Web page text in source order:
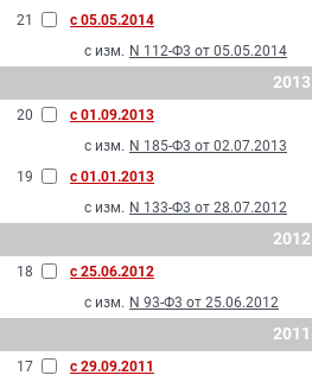
21
с 05.05.2014
с изм. N 112-Ф3 от 05.05.2014
2013
20
с 01.09.2013
с изм. N 185-Ф3 от 02.07.2013
19
с 01.01.2013
с изм. N 133-Ф3 от 28.07.2012
2012
18
с 25.06.2012
с изм. N 93-Ф3 от 25.06.2012
2011
17
с 29.09.2011